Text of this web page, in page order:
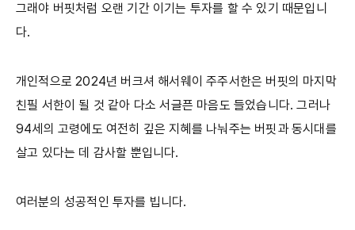
그래야 버핏처럼 오랜 기간 이기는 투자를 할 수 있기 때문입니
다.
개인적으로 2024년 버크셔 해서웨이 주주서한은 버핏의 마지막
친필 서한이 될 것 같아 다소 서글픈 마음도 들었습니다. 그러나
94세의 고령에도 여전히 깊은 지혜를 나눠주는 버핏과 동시대를
살고 있다는 데 감사할 뿐입니다.
여러분의 성공적인 투자를 빕니다.